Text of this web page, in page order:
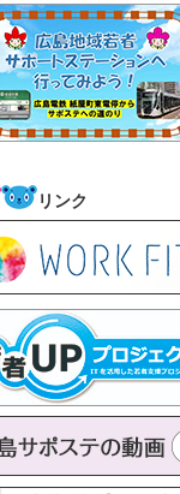
リンク